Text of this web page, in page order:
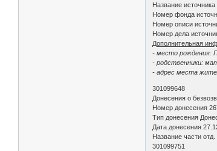
Название
Номер фонда
Номер описи
Номер дела
Дополнительная
- место рождения:
- родственники:
- адрес места
301099648
Донесения о
Номер донесения
Тип донесения
Дата донесения
Название части отд.
301099751